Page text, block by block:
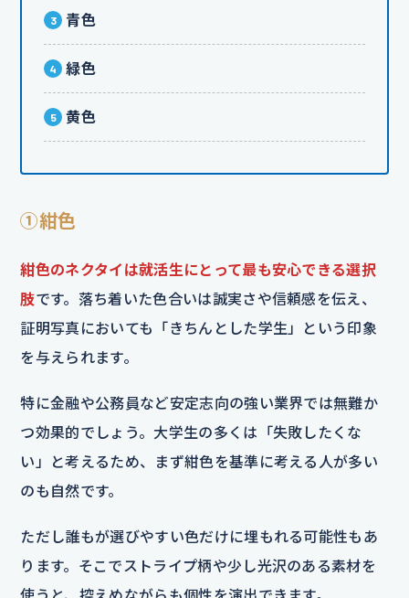
青色
緑色
黄色
①紺色
紺色のネクタイは就活生にとって最も安心できる選択
肢です。落ち着いた色合いは誠実さや信頼感を伝え、
証明写真においても「きちんとした学生」という印象
を与えられます。
特に金融や公務員など安定志向の強い業界では無難か
つ効果的でしょう。大学生の多くは「失敗したくな
い」と考えるため、まず紺色を基準に考える人が多い
のも自然です。
ただし誰もが選びやすい色だけに埋もれる可能性もあ
ります。そこでストライプ柄や少し光沢のある素材を